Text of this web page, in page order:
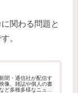
関わる問題と
。
聞・通信社が配信す
像、雑誌や個人の書
ど多種多様なニュー